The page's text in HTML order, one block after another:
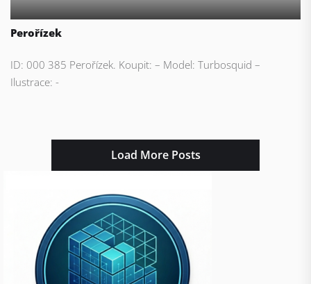
Perořízek
ID: 000 385 Perořízek. Koupit: – Model: Turbosquid –
Ilustrace: -
Load More Posts